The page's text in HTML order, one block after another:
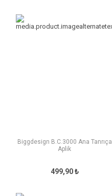
Biggdesign B.C.3000 Ana Tanrıça
Aplik
499,90 ₺